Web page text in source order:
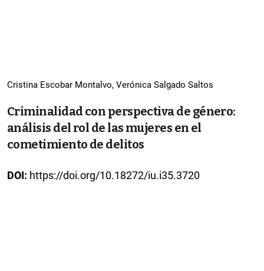
Cristina Escobar Montalvo, Verónica Salgado Saltos
Criminalidad con perspectiva de género:
análisis del rol de las mujeres en el
cometimiento de delitos
DOI: https://doi.org/10.18272/iu.i35.3720